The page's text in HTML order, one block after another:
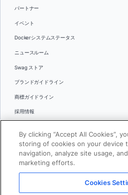
パートナー
イベント
Dockerシステムステータス
ニュースルーム
Swag ストア
ブランドガイドライン
商標ガイドライン
採用情報
言語
日本語
By clicking “Accept All Cookies”,
storing of cookies on your device
navigation, analyze site usage,
marketing efforts.
Cookies